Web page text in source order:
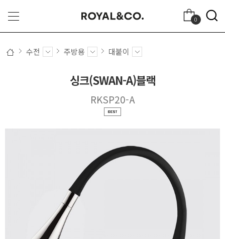
0
수전 주방용 대붙이
싱크(SWAN-A)블랙
RKSP20-A